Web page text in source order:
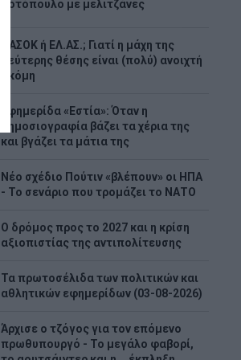
Κοτόπουλο με μελιτζάνες
ΠΑΣΟΚ ή ΕΛ.ΑΣ.; Γιατί η μάχη της
δεύτερης θέσης είναι (πολύ) ανοιχτή
ακόμη
Εφημερίδα «Εστία»: Όταν η
δημοσιογραφία βάζει τα χέρια της
και βγάζει τα μάτια της
Νέο σχέδιο Πούτιν «βλέπουν» οι ΗΠΑ
- Το σενάριο που τρομάζει το ΝΑΤΟ
Ο δρόμος προς το 2027 και η κρίση
αξιοπιστίας της αντιπολίτευσης
Τα πρωτοσέλιδα των πολιτικών και
αθλητικών εφημερίδων (03-08-2026)
Άρχισε ο τζόγος για τον επόμενο
πρωθυπουργό - Το μεγάλο φαβορί,